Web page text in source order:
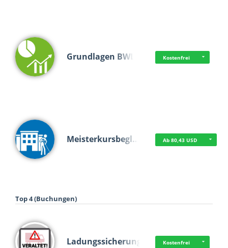
Grundlagen BWL Kostenfrei
Meisterkursbegl… Ab 80,43 USD
Top 4 (Buchungen)
Ladungssicherung Kostenfrei